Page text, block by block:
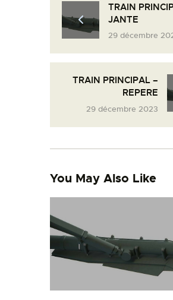
L’ATELIER DE L’AIR
LA SNCAC
PROJET ATELIER DE
LA PISTE D’ENVOL
TRAIN
JANTE
29 décembre
TRAIN PRINCIPAL –
REPERE
29 décembre 2023
You May Also Like